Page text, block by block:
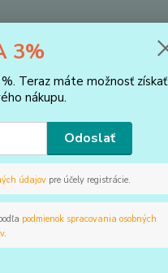
(Po-
3%
Teraz máte možnosť získať
nákupu.
Odoslať
údajov pre účely registrácie.
podmienok spracovania osobných
.